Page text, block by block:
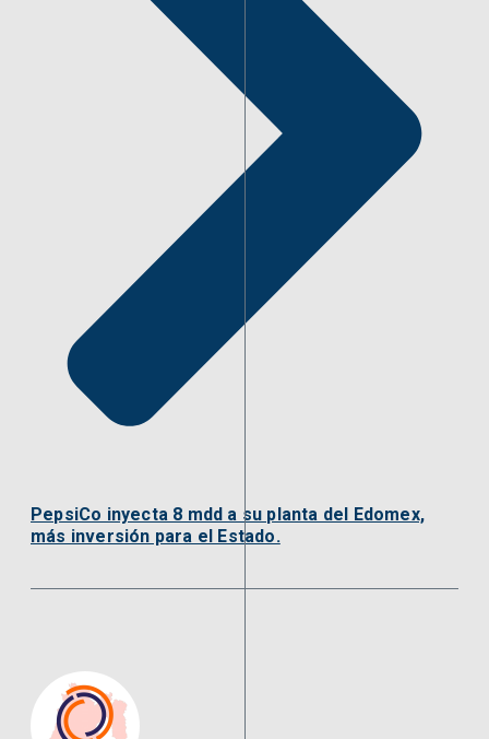
PepsiCo inyecta 8 mdd a su planta del Edomex,
más inversión para el Estado.